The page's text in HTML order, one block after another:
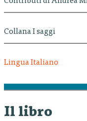
Collana I saggi
Lingua Italiano
Il libro